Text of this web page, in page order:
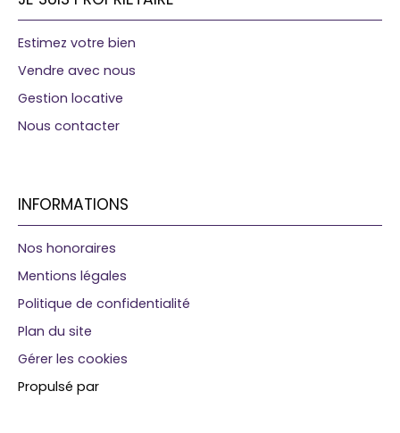
Estimez votre bien
Vendre avec nous
Gestion locative
Nous contacter
INFORMATIONS
Nos honoraires
Mentions légales
Politique de confidentialité
Plan du site
Gérer les cookies
Propulsé par